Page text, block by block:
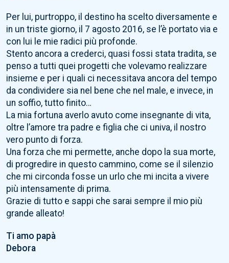
Per lui, purtroppo, il destino ha scelto diversamente e
in un triste giorno, il 7 agosto 2016, se l’è portato via e
con lui le mie radici più profonde.
Stento ancora a crederci, quasi fossi stata tradita, se
penso a tutti quei progetti che volevamo realizzare
insieme e per i quali ci necessitava ancora del tempo
da condividere sia nel bene che nel male, e invece, in
un soffio, tutto finito…
La mia fortuna averlo avuto come insegnante di vita,
oltre l’amore tra padre e figlia che ci univa, il nostro
vero punto di forza.
Una forza che mi permette, anche dopo la sua morte,
di progredire in questo cammino, come se il silenzio
che mi circonda fosse un urlo che mi incita a vivere
più intensamente di prima.
Grazie di tutto e sappi che sarai sempre il mio più
grande alleato!
Ti amo papà
Debora